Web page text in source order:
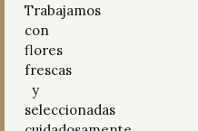
Trabajamos
con
flores
frescas
y
seleccionadas